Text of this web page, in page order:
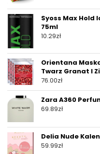
Syoss Max Hold
75ml
10.29zł
Orientana
Twarz Granat I
76.00zł
Zara A360
69.89zł
Delia Nude
59.99zł